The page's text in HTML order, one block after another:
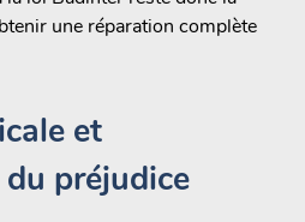
une réparation complète
et
préjudice